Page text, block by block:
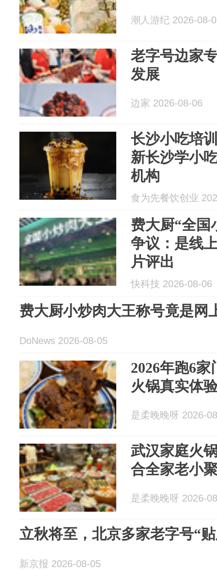
潮人游纪 2026-08-
老字号边家
发展
边家 2026-08-06
长沙小吃培
新长沙学小
机构
食为先餐饮创业
费大厨“全国
争议：是线
片评出
快科技 2026-08-06
费大厨小炒肉大王称号竟是网
DoNews 2026-08-05
2026年跑6
火锅真实体
是柔晚晚呀 2026-
武汉家庭火
合全家老小
是柔晚晚呀 2026-
立秋将至，北京多家老字号“
新京报 2026-08-05